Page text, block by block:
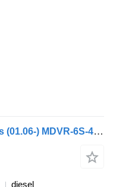
Unitate de control Verint K-series (01.06-) MDVR-6S-4 pentru autobuz Scania K,N,F-series bus (2006-)
diesel